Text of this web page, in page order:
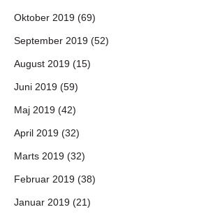
Oktober 2019 (69)
September 2019 (52)
August 2019 (15)
Juni 2019 (59)
Maj 2019 (42)
April 2019 (32)
Marts 2019 (32)
Februar 2019 (38)
Januar 2019 (21)